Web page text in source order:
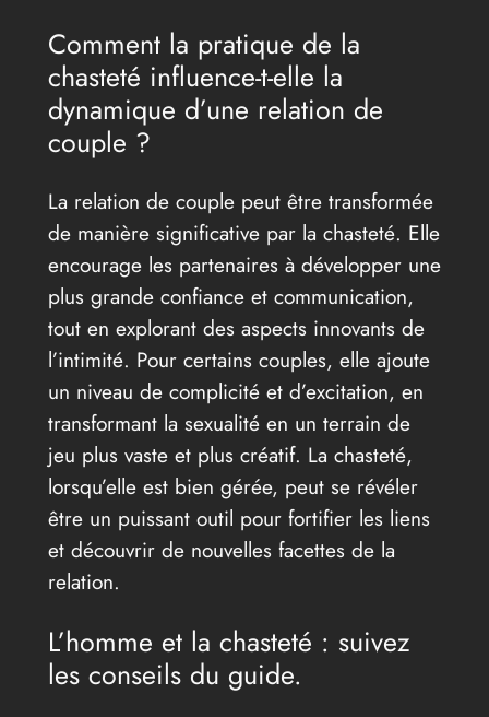
Comment la pratique de la
chasteté influence-t-elle la
dynamique d’une relation de
couple ?
La relation de couple peut être transformée
de manière significative par la chasteté. Elle
encourage les partenaires à développer une
plus grande confiance et communication,
tout en explorant des aspects innovants de
l’intimité. Pour certains couples, elle ajoute
un niveau de complicité et d’excitation, en
transformant la sexualité en un terrain de
jeu plus vaste et plus créatif. La chasteté,
lorsqu’elle est bien gérée, peut se révéler
être un puissant outil pour fortifier les liens
et découvrir de nouvelles facettes de la
relation.
L’homme et la chasteté : suivez
les conseils du guide.